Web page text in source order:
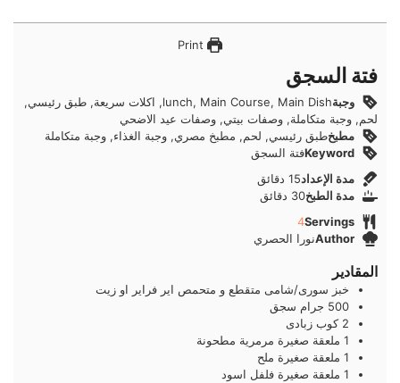
Print
فتة السجق
وجبة
lunch, Main Course, Main Dish, اكلات سريعة, طبق رئيسي,
لحم, وجبة متكاملة, وصفات بيتي, وصفات عيد الاضحي
مطبخطبق رئيسي, لحم, مطبخ مصري, وجبة الغذاء, وجبة متكاملة
Keywordفتة السجق
مدة الإعداد15دقائق
دقائق
مدة الطبخ30 دقائق
دقائق
Servings
4
Authorنورا الحصري
المقادير
خبز سورى/شامى متقطع و متحمص اير فراير او زيت
500 جرام سجق
2 كوب زبادى
1 ملعقة صغيرة مرمرية مطحونة
1 ملعقة صغيرة ملح
1 ملعقة صغيرة فلفل اسود